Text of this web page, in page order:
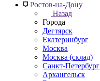
Ростов-на-Дону
Назад
Города
Дегтярск
Екатеринбург
Москва
Москва (склад)
Санкт-Петербург
Архангельск